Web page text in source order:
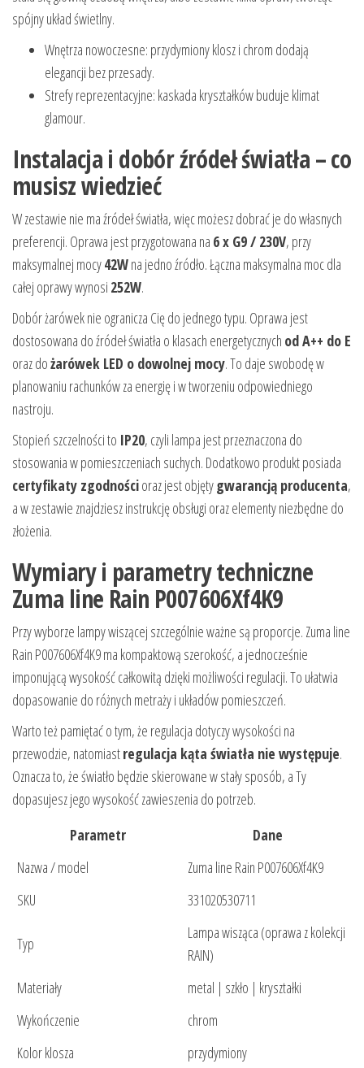
spójny układ świetlny.
Wnętrza nowoczesne: przydymiony klosz i chrom dodają
elegancji bez przesady.
Strefy reprezentacyjne: kaskada kryształków buduje klimat
glamour.
Instalacja i dobór źródeł światła – co
musisz wiedzieć
W zestawie nie ma źródeł światła, więc możesz dobrać je do własnych
preferencji. Oprawa jest przygotowana na 6 x G9 / 230V, przy
maksymalnej mocy42Wna jedno źródło. Łączna maksymalna moc dla
całej oprawy wynosi 252W.
Dobór żarówek nie ogranicza Cię do jednego typu. Oprawa jest
dostosowana do źródeł światła o klasach energetycznych od A++ do E
oraz dożarówek LED o dowolnej mocy. To daje swobodę w
planowaniu rachunków za energię i w tworzeniu odpowiedniego
nastroju.
Stopień szczelności to IP20, czyli lampa jest przeznaczona do
stosowania w pomieszczeniach suchych. Dodatkowo produkt posiada
certyfikaty zgodnościoraz jest objętygwarancją producenta,
a w zestawie znajdziesz instrukcję obsługi oraz elementy niezbędne do
złożenia.
Wymiary i parametry techniczne
Zuma line Rain P007606Xf4K9
Przy wyborze lampy wiszącej szczególnie ważne są proporcje. Zuma line
Rain P007606Xf4K9 ma kompaktową szerokość, a jednocześnie
imponującą wysokość całkowitą dzięki możliwości regulacji. To ułatwia
dopasowanie do różnych metraży i układów pomieszczeń.
Warto też pamiętać o tym, że regulacja dotyczy wysokości na
przewodzie, natomiastregulacja kąta światła nie występuje.
Oznacza to, że światło będzie skierowane w stały sposób, a Ty
dopasujesz jego wysokość zawieszenia do potrzeb.
Parametr
Dane
Nazwa / model
Zuma line Rain P007606Xf4K9
SKU
331020530711
Typ
Lampa wisząca (oprawa z kolekcji
RAIN)
Materiały
metal | szkło | kryształki
Wykończenie
chrom
Kolor klosza
przydymiony